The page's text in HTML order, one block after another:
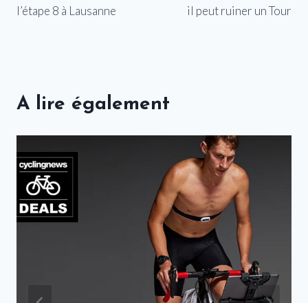
l’article
l’étape 8 à Lausanne
il peut ruiner un Tour
A lire également